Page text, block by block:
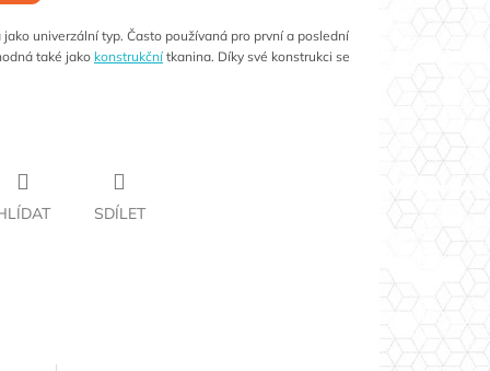
univerzální typ. Často používaná pro první a poslední
také jako konstrukčnítkanina. Díky své konstrukci se
SDÍLET